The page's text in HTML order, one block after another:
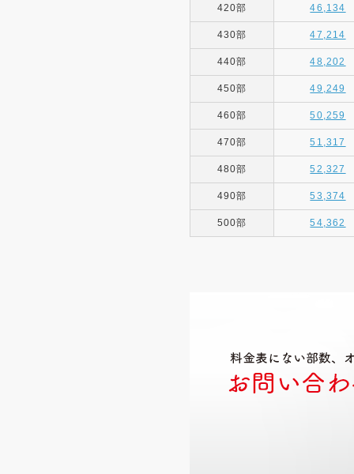
420部 46,134
430部 47,214
440部 48,202
450部 49,249
460部 50,259
470部 51,317
480部 52,327
490部 53,374
500部 54,362